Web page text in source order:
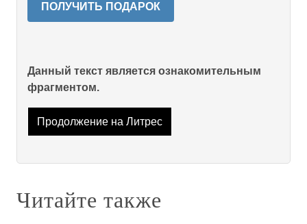
ПОЛУЧИТЬ ПОДАРОК
Данный текст является ознакомительным
фрагментом.
Продолжение на Литрес
Читайте также